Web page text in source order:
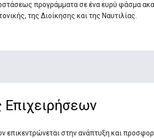
προγράμματα σε ένα ευρύ φάσμα
της Διοίκησης και της Ναυτιλίας.
Επιχειρήσεων
επικεντρώνεται στην ανάπτυξη και